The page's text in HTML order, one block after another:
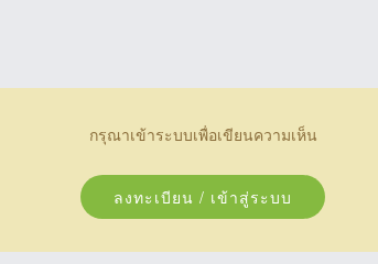
กรุณาเข้าระบบเพื่อเขียนความเห็น
ลงทะเบียน / เข้าสู่ระบบ